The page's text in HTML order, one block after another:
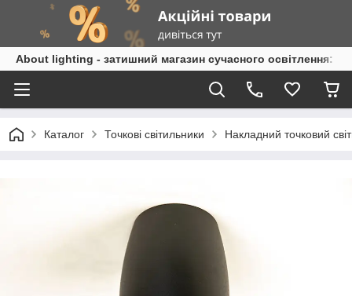
About lighting - затишний магазин сучасного освітлення:
Каталог Точкові світильники Накладний точковий